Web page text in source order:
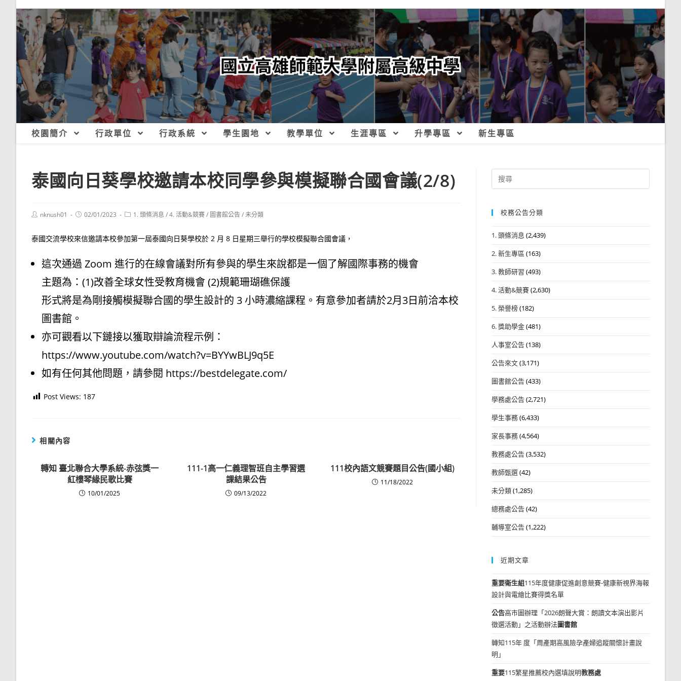
校園簡介 行政單位 行政系統 學生園地 教學單位 生涯專區 升學專區 新生專區
泰國向日葵學校邀請本校同學參與模擬聯合國會議(2/8)
Postnknush01
Post02/01/2023
Post1. 頭條消息 /4. 活動&競賽/ 圖書館公告/未分類
泰國交流學校來信邀請本校參加第一屆泰國向日葵學校於 2 月 8 日星期三舉行的學校模擬聯合國會議，
這次通過 Zoom 進行的在線會議對所有參與的學生來說都是一個了解國際事務的機會
主題為：(1)改善全球女性受教育機會 (2)規範珊瑚礁保護
形式將是為剛接觸模擬聯合國的學生設計的 3 小時濃縮課程。有意參加者請於2月3日前洽本校
圖書館。
亦可觀看以下鏈接以獲取辯論流程示例：
https://www.youtube.com/watch?v=BYYwBLJ9q5E
如有任何其他問題，請參閱 https://bestdelegate.com/
Post Views: 187
相關內容
轉知 臺北聯合大學系統-赤弦獎一
紅樓琴緣民歌比賽
10/01/2025
111-1高一仁義理智班自主學習選
課結果公告
09/13/2022
111校內語文競賽題目公告(國小組)
11/18/2022
Search
for:
校務公告分類
1. 頭條消息 (2,439)
2. 新生專區 (163)
3. 教師研習 (493)
4. 活動&競賽(2,630)
5. 榮譽榜(182)
6. 獎助學金(481)
人事室公告(138)
公告來文(3,171)
圖書館公告(433)
學務處公告(2,721)
學生事務(6,433)
家長事務(4,564)
教務處公告(3,532)
教師甄選(42)
未分類(1,285)
總務處公告(42)
輔導室公告(1,222)
近期文章
重要衛生組115年度健康促進創意競賽-健康新視界海報
設計與電繪比賽得獎名單
公告高市圖辦理「2026朗聲大賞：朗讀文本演出影片
徵選活動」之活動辦法圖書館
轉知115年 度「周產期高風險孕產婦追蹤關懷計畫說
明」
重要115繁星推薦校內選填說明教務處